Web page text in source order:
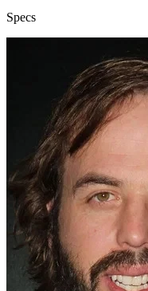
Specs